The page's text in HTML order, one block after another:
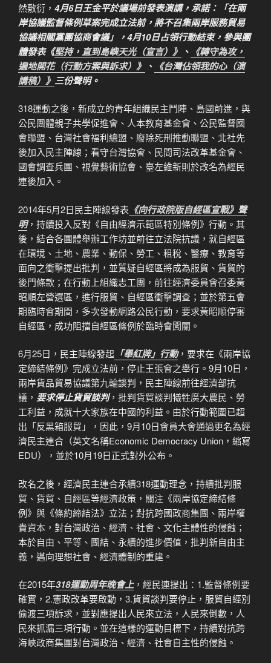
然敷衍， 4月6日王金平於議場前發表演講，承諾：「在兩
岸協議監督條例草案完成立法前，將不召集兩岸服務貿易
協議相關黨團協商會議」，4月10日占領行動結束，參與團
體發表《堅持，直到島嶼天光（宣言）》 、 《轉守為攻，
遍地開花（行動方案與訴求）》 、 《台灣佔領我的心（演
講稿）》 三份聲明。
318運動之後，新成立的青年組織民主鬥陣、島國前進，與
公民團體親子共學促進會、人本教育基金會、公民監督國
會聯盟、台灣社會福利總盟、廢除死刑推動聯盟、北社先
後加入民主陣線；看守台灣協會、民間司法改革基金會、
國會調查兵團、視覺藝術協會、臺左維新則於改名為經民
連後加入。
2014年5月2日民主陣線發表 《向行政院版自經區宣戰》聲
明，持續投入反對《自由經濟示範區特別條例》行動。其
後，結合各團體舉辦工作坊並前往立法院抗議，就自經區
在環境、土地、農業、動保、勞工、租稅、醫療、教育等
面向之衝擊提出批判，並質疑自經區將成為服貿、貨貿的
後門條款；在行動上組織志工團，前往經濟委員會召委黃
昭順左營選區，進行服貿、自經區衝擊調查；並於第五會
期臨時會期間，多次發動網路公民行動，要求黃昭順停審
自經區，成功阻擋自經區條例於臨時會闖關。
6月25日，民主陣線發起 「舉紅牌」行動，要求在《兩岸協
定締結條例》完成立法前，停止王張會之舉行。9月10日，
兩岸貨品貿易協議第九輪談判，民主陣線前往經濟部抗
議， 要求停止貨貿談判，批判貨貿談判犧牲廣大農民、勞
工利益，成就十大家族在中國的利益。由於行動範圍已超
出「反黑箱服貿」，因此，9月10日會員大會通過更名為經
濟民主連合（英文名稱Economic Democracy Union，縮寫
EDU），並於10月19日正式對外公布。
改名之後，經濟民主連合承續318運動理念，持續批判服
貿、貨貿、自經區等經濟政策，關注《兩岸協定締結條
例》與《條約締結法》立法；對抗跨國政商集團、兩岸權
貴資本，對台灣政治、經濟、社會、文化主體性的侵蝕；
本於自由、平等、團結、永續的進步價值，批判新自由主
義，邁向理想社會、經濟體制的重建。
在2015年318運動周年晚會上，經民連提出：1.監督條例要
確實，2.憲政改革要啟動，3.貨貿談判要停止，服貿自經別
偷渡三項訴求，並對應提出人民來立法，人民來倒數，人
民來抓漏三項行動。並在這樣的運動目標下，持續對抗跨
海峽政商集團對台灣政治、經濟、社會自主性的侵蝕。